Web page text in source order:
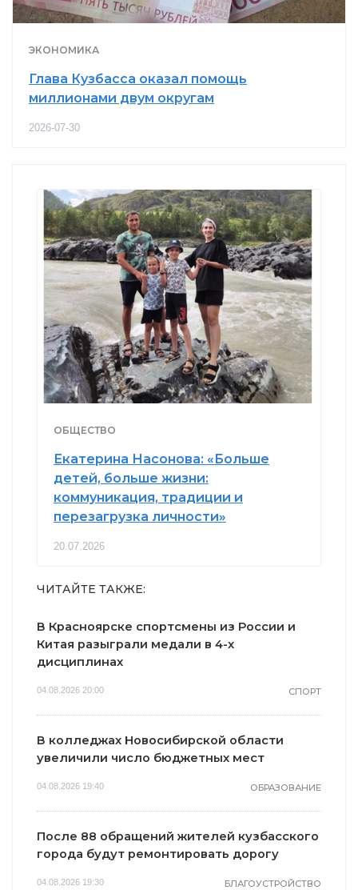
ЭКОНОМИКА
Глава Кузбасса оказал помощь
миллионами двум округам
2026-07-30
ОБЩЕСТВО
Екатерина Насонова: «Больше
детей, больше жизни:
коммуникация, традиции и
перезагрузка личности»
20.07.2026
ЧИТАЙТЕ ТАКЖЕ:
В Красноярске спортсмены из России и
Китая разыграли медали в 4-х
дисциплинах
04.08.2026 20:00 СПОРТ
В колледжах Новосибирской области
увеличили число бюджетных мест
04.08.2026 19:40 ОБРАЗОВАНИЕ
После 88 обращений жителей кузбасского
города будут ремонтировать дорогу
04.08.2026 19:30 БЛАГОУСТРОЙСТВО